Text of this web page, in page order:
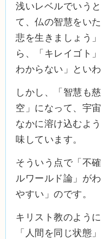
浅いレベルでいう
て、仏の智慧をい
悲を生きましょう
ら、「キレイゴト
わからない」とい
しかし、「智慧も
空」になって、宇
なかに溶け込むよ
味しています。
そういう点で「不
ルワールド論」が
やすい」のです。
キリスト教のよう
「人間を同じ状態